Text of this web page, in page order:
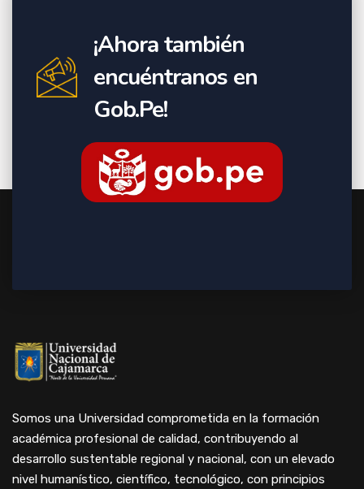
¡Ahora también
encuéntranos en
Gob.Pe!
Somos una Universidad comprometida en la formación
académica profesional de calidad, contribuyendo al
desarrollo sustentable regional y nacional, con un elevado
nivel humanístico, científico, tecnológico, con principios